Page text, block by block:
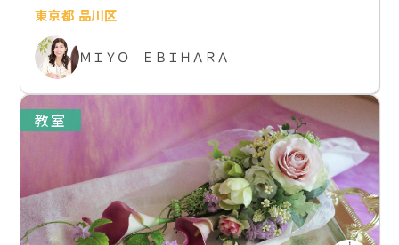
東京都 品川区
ＭＩＹＯ ＥＢＩＨＡＲＡ
教室